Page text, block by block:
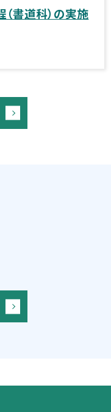
書道科）の実施